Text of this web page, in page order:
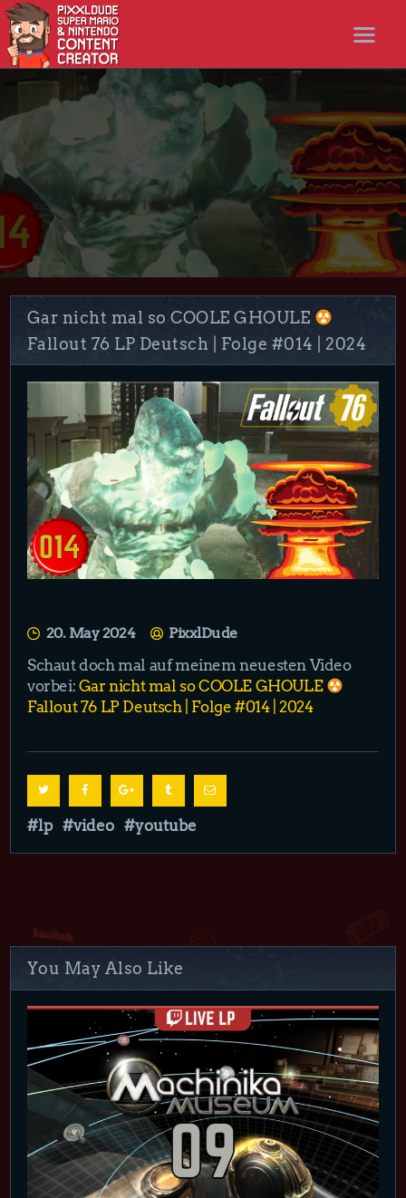
STARTSEITE
NEWS
STREAMS
LET’S PLAYS
NICER SHOP
FOLLOW ME
Gar nicht mal so COOLE GHOULE
Fallout 76 LP Deutsch | Folge #014 | 2024
20. May 2024 PixxlDude
Schaut doch mal auf meinem neuesten Video
vorbei: Gar nicht mal so COOLE GHOULE
Fallout 76 LP Deutsch | Folge #014 | 2024
lp video youtube
You May Also Like